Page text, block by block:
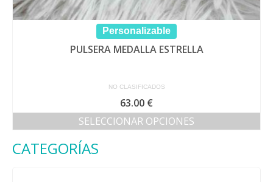
Personalizable
PULSERA MEDALLA ESTRELLA
NO CLASIFICADOS
63.00 €
SELECCIONAR OPCIONES
CATEGORÍAS